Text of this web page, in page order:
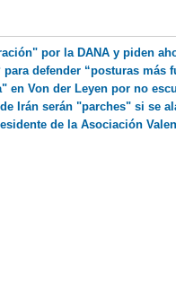
por la DANA y piden
defender “posturas más
en Von der Leyen por no
Irán serán "parches" si se
de la Asociación